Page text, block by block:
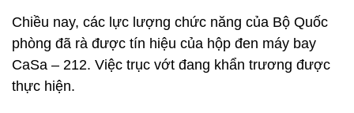
Chiều nay, các lực lượng chức năng của Bộ Quốc
phòng đã rà được tín hiệu của hộp đen máy bay
CaSa – 212. Việc trục vớt đang khẩn trương được
thực hiện.